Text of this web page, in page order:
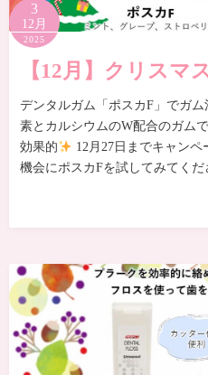
3
12月
2025
【12月】クリスマ
デンタルガム「ポスカF」でガ
素とカルシウムのW配合のガム
効果的
12月27日までキャン
機会にポスカFを試してみてくだ